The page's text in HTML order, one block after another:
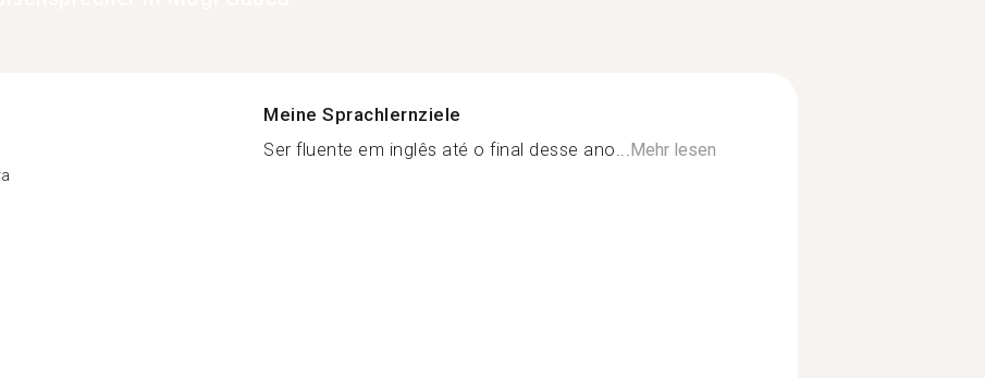
Meine Sprachlernziele
Ser fluente em inglês até o final desse ano... Mehr lesen